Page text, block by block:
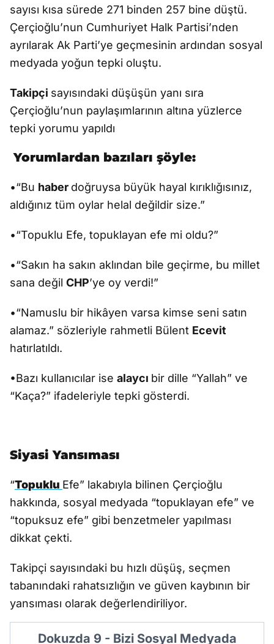
sayısı kısa sürede 271 binden 257 bine düştü.
Çerçioğlu’nun Cumhuriyet Halk Partisi’nden
ayrılarak Ak Parti’ye geçmesinin ardından sosyal
medyada yoğun tepki oluştu.
Takipçi sayısındaki düşüşün yanı sıra
Çerçioğlu’nun paylaşımlarının altına yüzlerce
tepki yorumu yapıldı
Yorumlardan bazıları şöyle:
•“Bu haber doğruysa büyük hayal kırıklığısınız,
aldığınız tüm oylar helal değildir size.”
•“Topuklu Efe, topuklayan efe mi oldu?”
•“Sakın ha sakın aklından bile geçirme, bu millet
sana değil CHP’ye oy verdi!”
•“Namuslu bir hikâyen varsa kimse seni satın
alamaz.” sözleriyle rahmetli Bülent Ecevit
hatırlatıldı.
•Bazı kullanıcılar ise alaycı bir dille “Yallah” ve
“Kaça?” ifadeleriyle tepki gösterdi.
Siyasi Yansıması
“Topuklu Efe” lakabıyla bilinen Çerçioğlu
hakkında, sosyal medyada “topuklayan efe” ve
“topuksuz efe” gibi benzetmeler yapılması
dikkat çekti.
Takipçi sayısındaki bu hızlı düşüş, seçmen
tabanındaki rahatsızlığın ve güven kaybının bir
yansıması olarak değerlendiriliyor.
Dokuzda 9 - Bizi Sosyal Medyada